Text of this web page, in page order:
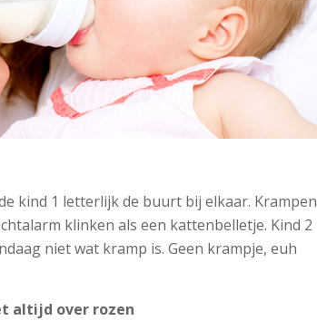
kind 1 letterlijk de buurt bij elkaar. Krampen
klinken als een kattenbelletje. Kind 2
niet wat kramp is. Geen krampje, euh
altijd over rozen